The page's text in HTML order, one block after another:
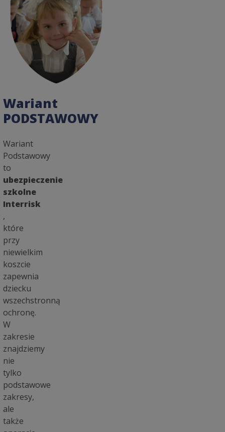
Wariant
PODSTAWOWY
Wariant
Podstawowy
to
ubezpieczenie
szkolne
Interrisk
,
które
przy
niewielkim
koszcie
zapewnia
dziecku
wszechstronną
ochronę.
W
zakresie
znajdziemy
nie
tylko
podstawowe
zakresy,
ale
także